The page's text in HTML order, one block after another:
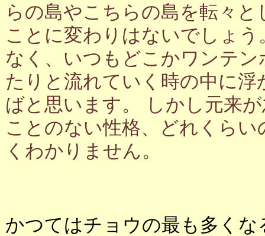
らの島やこちらの島を転々
ことに変わりはないでしょ
なく、いつもどこかワンテ
たりと流れていく時の中に
ばと思います。 しかし元来
ことのない性格、どれくら
くわかりません。
かつてはチョウの最も多く